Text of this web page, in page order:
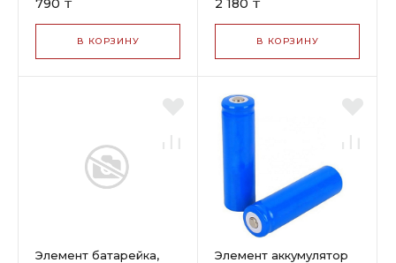
CR2032, 3V, 1 шт.
790 ₸
В КОРЗИНУ
Блистер
2 180 ₸
В КОРЗИНУ
Элемент батарейка,
Элемент аккумулятор